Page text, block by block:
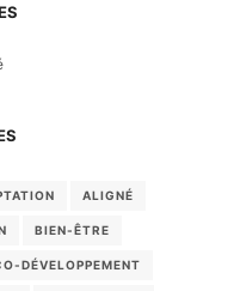
ALIGNÉ
BIEN-ÊTRE
DÉVELOPPEMENT